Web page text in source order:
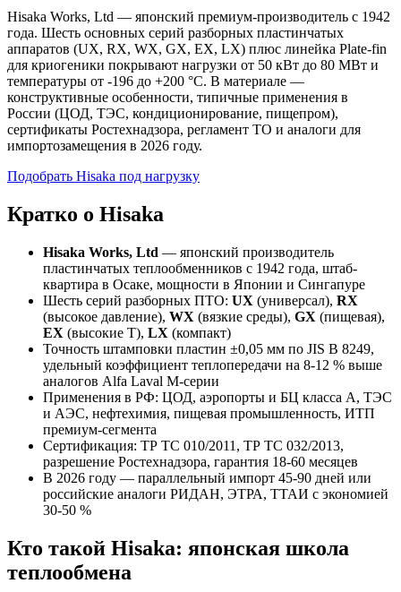
Hisaka Works, Ltd — японский премиум-производитель с 1942
года. Шесть основных серий разборных пластинчатых
аппаратов (UX, RX, WX, GX, EX, LX) плюс линейка Plate-fin
для криогеники покрывают нагрузки от 50 кВт до 80 МВт и
температуры от -196 до +200 °C. В материале —
конструктивные особенности, типичные применения в
России (ЦОД, ТЭС, кондиционирование, пищепром),
сертификаты Ростехнадзора, регламент ТО и аналоги для
импортозамещения в 2026 году.
Подобрать Hisaka под нагрузку
Кратко о Hisaka
Hisaka Works, Ltd — японский производитель
пластинчатых теплообменников с 1942 года, штаб-
квартира в Осаке, мощности в Японии и Сингапуре
Шесть серий разборных ПТО: UX (универсал), RX
(высокое давление), WX (вязкие среды), GX (пищевая),
EX (высокие T), LX (компакт)
Точность штамповки пластин ±0,05 мм по JIS B 8249,
удельный коэффициент теплопередачи на 8-12 % выше
аналогов Alfa Laval M-серии
Применения в РФ: ЦОД, аэропорты и БЦ класса А, ТЭС
и АЭС, нефтехимия, пищевая промышленность, ИТП
премиум-сегмента
Сертификация: ТР ТС 010/2011, ТР ТС 032/2013,
разрешение Ростехнадзора, гарантия 18-60 месяцев
В 2026 году — параллельный импорт 45-90 дней или
российские аналоги РИДАН, ЭТРА, ТТАИ с экономией
30-50 %
Кто такой Hisaka: японская школа
теплообмена